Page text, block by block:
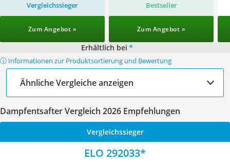
Vergleichssieger
Zum Angebot »
Bestseller
Zum Angebot »
Erhältlich bei *
ⓘ Informationen zur Produktsortierung und Bewertung
Ähnliche Vergleiche anzeigen
Dampfentsafter Vergleich 2026 Empfehlungen
Vergleichssieger
ELO 292033